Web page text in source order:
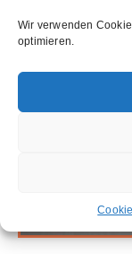
Wir verwenden
optimieren.